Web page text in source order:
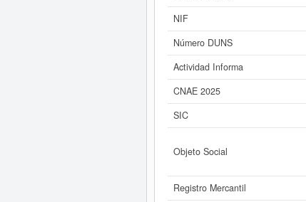
Si está interesado en
SOLAR SL. y
NIF
Número DUNS
Actividad Informa
CNAE 2025
SIC
Objeto Social
Registro Mercantil